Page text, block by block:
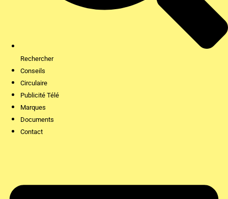
Rechercher
Conseils
Circulaire
Publicité Télé
Marques
Documents
Contact